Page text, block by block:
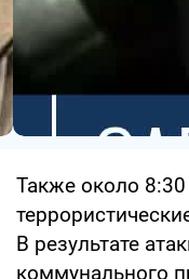
Также около
В результате
коммунального